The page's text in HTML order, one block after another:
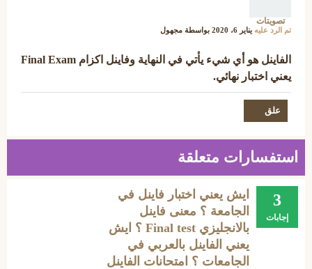
تصويتات
تم الرد عليه يناير 6، 2020 بواسطة مجهول
الفاينل هو أي شيء يأتي في النهاية وفاينل اكزام Final Exam
يعني اختبار نهائي.
استفسارات متعلقة
3
إجابات
ايش يعني اختبار فاينل في
الجامعة ؟ معنى فاينل
بالانجليزي Final test ؟ ايش
يعني الفاينل بالعربي في
الجامعات ؟ امتحانات الفاينل